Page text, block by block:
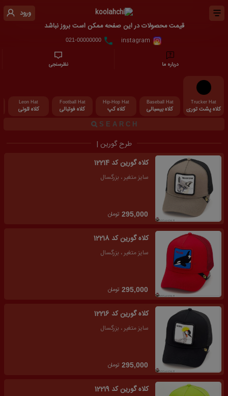
ورود
قیمت محصولات در این صفحه ممکن است بروز نباشد
021-00000000
درباره ما نظرسنجی
Trucker Hat
کلاه پشت توری
Baseball Hat
کلاه بیسبالی
Hip-Hop Hat
کلاه کپ
Football Hat
کلاه فوتبالی
Leon Hat
کلاه لئونی
طرح گورین |
کلاه گورین کد 12214
سایز متغیر ، بزرگسال
295,000 تومان
کلاه گورین کد 12218
سایز متغیر ، بزرگسال
295,000 تومان
کلاه گورین کد 12216
سایز متغیر ، بزرگسال
295,000 تومان
کلاه گورین کد 12219